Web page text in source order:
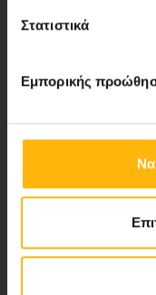
Στατιστικά
Εμπορικής
Να
151 23